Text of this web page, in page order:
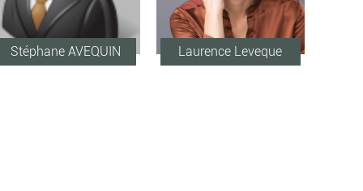
Stéphane AVEQUIN Laurence Leveque